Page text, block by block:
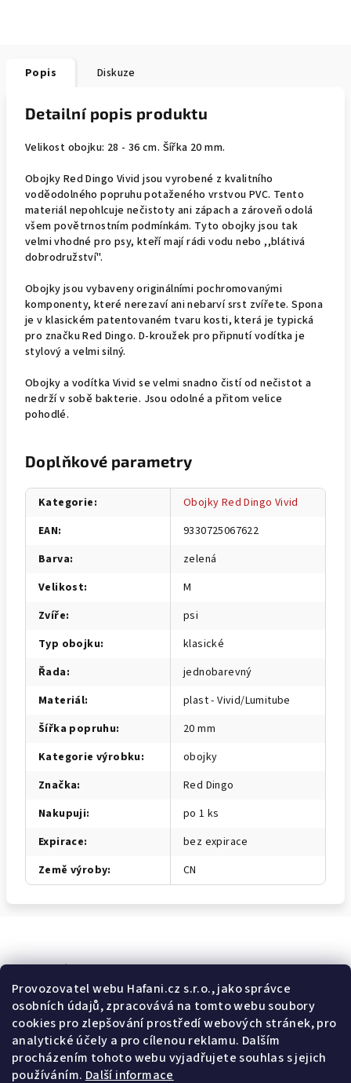
Provozovatel webu Hafani.cz s.r.o., jako správce
osobních údajů, zpracovává na tomto webu soubory
cookies pro zlepšování prostředí webových stránek, pro
analytické účely a pro cílenou reklamu. Dalším
procházením tohoto webu vyjadřujete souhlas s jejich
používáním. Další informace
Popis Diskuze
Detailní popis produktu
Velikost obojku: 28 - 36 cm. Šířka 20 mm.
Obojky Red Dingo Vivid jsou vyrobené z kvalitního
voděodolného popruhu potaženého vrstvou PVC. Tento
materiál nepohlcuje nečistoty ani zápach a zároveň odolá
všem povětrnostním podmínkám. Tyto obojky jsou tak
velmi vhodné pro psy, kteří mají rádi vodu nebo ,,blátivá
dobrodružství".
Obojky jsou vybaveny originálními pochromovanými
komponenty, které nerezaví ani nebarví srst zvířete. Spona
je v klasickém patentovaném tvaru kosti, která je typická
pro značku Red Dingo. D-kroužek pro připnutí vodítka je
stylový a velmi silný.
Obojky a vodítka Vivid se velmi snadno čistí od nečistot a
nedrží v sobě bakterie. Jsou odolné a přitom velice
pohodlé.
Doplňkové parametry
Kategorie:
Obojky Red Dingo Vivid
EAN:
9330725067622
Barva:
zelená
Velikost:
M
Zvíře:
psi
Typ obojku:
klasické
Řada:
jednobarevný
Materiál:
plast - Vivid/Lumitube
Šířka popruhu:
20 mm
Kategorie výrobku:
obojky
Značka:
Red Dingo
Nakupuji:
po 1 ks
Expirace:
bez expirace
Země výroby: CN
Odebírat newsletter
E-mail
Potvrzuji souhlas svšeobecnými obchodními podmínkami a
spodmínkami zpracovávání a ochrany osobních údajů .